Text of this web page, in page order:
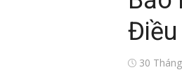
Điều
Đăng
30